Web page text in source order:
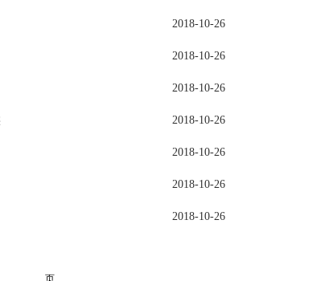
2018-10-26
2018-10-26
2018-10-26
2018-10-26
2018-10-26
2018-10-26
2018-10-26
页